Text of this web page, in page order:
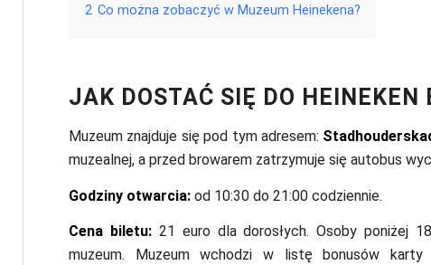
2 Co można zobaczyć w Muzeum Heinekena?
JAK DOSTAĆ SIĘ DO HEINEKEN
Muzeum znajduje się pod tym adresem:
muzealnej, a przed browarem zatrzymuje się autobus
Godziny otwarcia: od 10:30 do 21:00 codziennie.
Cena biletu:21 euro dla dorosłych. Osoby poniżej
muzeum. Muzeum wchodzi w listę bonusów